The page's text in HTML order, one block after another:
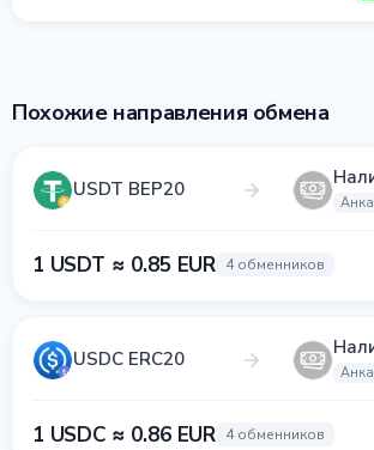
Похожие направления обмена
USDT BEP20
1 USDT ≈ 0.85 EUR 4 обменников
USDC ERC20
1 USDC ≈ 0.86 EUR 4 обменников